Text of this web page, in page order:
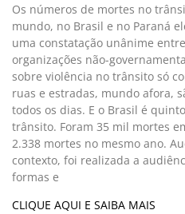
Os números de mortes no
mundo, no Brasil e no Paraná
uma constatação unânime
organizações não-
sobre violência no trânsito só
ruas e estradas, mundo afora,
todos os dias. E o Brasil é
trânsito. Foram 35 mil mortes
2.338 mortes no mesmo ano.
contexto, foi realizada a
formas e
CLIQUE AQUI E SAIBA MAIS